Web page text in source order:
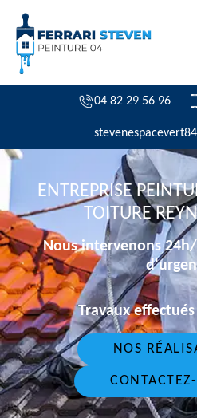
04 82 29 56 96
ENTREPRISE
TOITURE
Nous intervenons
Travaux
NOS